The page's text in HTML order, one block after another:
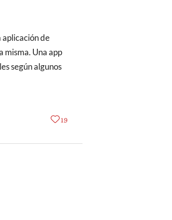
misma. Una app
según algunos
19